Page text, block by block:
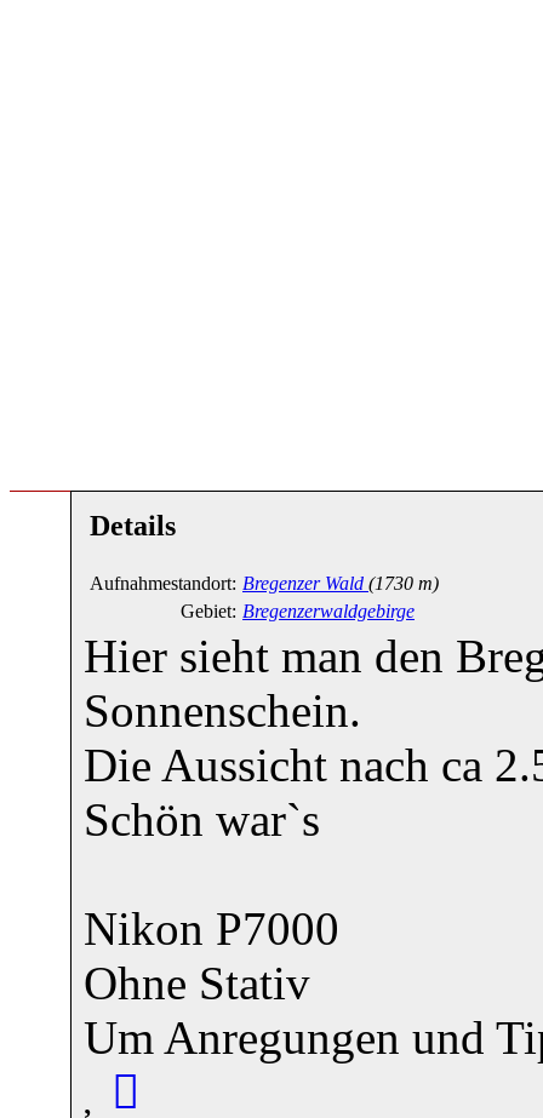
Details
Aufnahmestandort: Bregenzer Wald (1730 m)
Gebiet: Bregenzerwaldgebirge
Hier sieht man den
Sonnenschein.
Die Aussicht nach ca
Schön war`s
Nikon P7000
Ohne Stativ
Um Anregungen und